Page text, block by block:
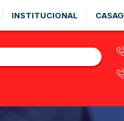
INSTITUCIONAL CASAG